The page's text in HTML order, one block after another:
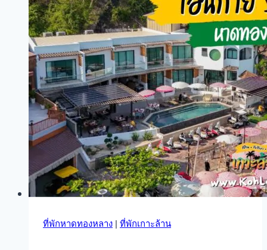
ที่พักหาดทองหลาง | ที่พักเกาะล้าน